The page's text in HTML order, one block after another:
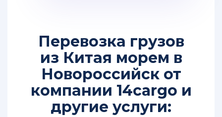
Перевозка грузов
из Китая морем в
Новороссийск от
компании 14cargo и
другие услуги: